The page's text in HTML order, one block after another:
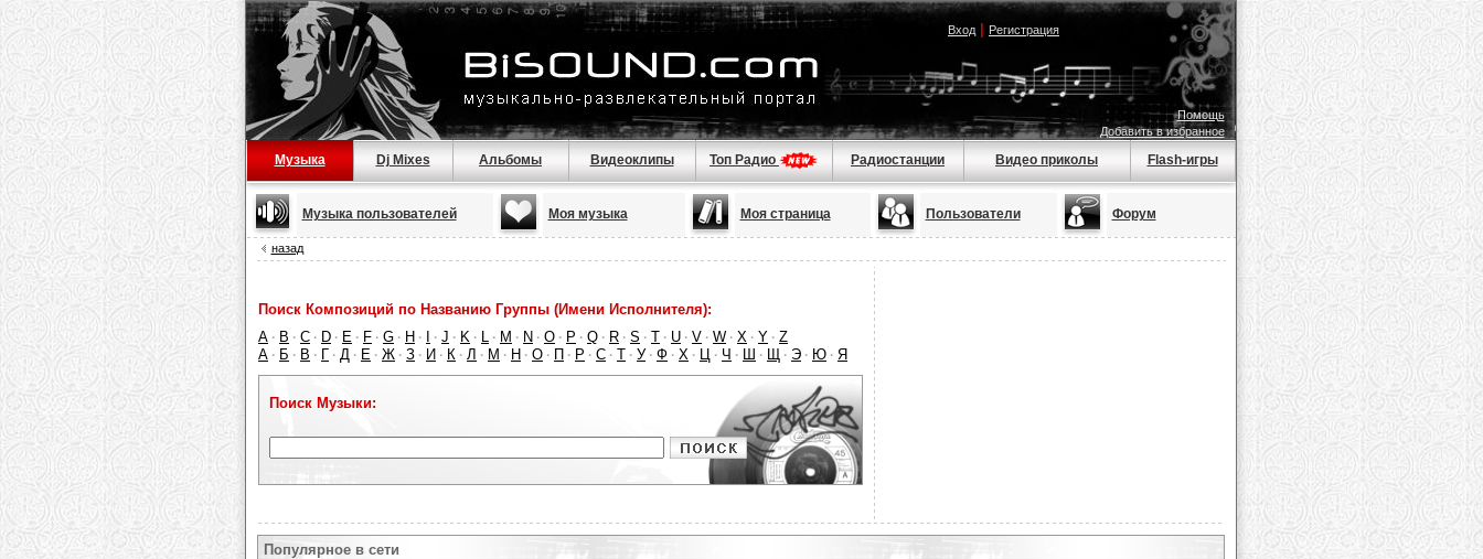
Вход| Регистрация
Помощь
Добавить в избранное
Музыка Dj Mixes Альбомы Видеоклипы Топ Радио Радиостанции Видео приколы Flash-игры
Музыка пользователей Моя музыка Моя страница Пользователи Форум
назад
Поиск Композиций по Названию Группы (Имени Исполнителя):
A · B · C · D · E · F · G · H · · J · K · L · M · N · O · P · Q · R · S · T · U · V · W · X · Y · Z
А · Б · В · Г · Д · Е · Ж · З · И · К · Л · М · Н · О · П · Р · С · Т · У · Ф · Х · Ц · Ч · Ш · Щ · Э · Ю · Я
Поиск Музыки:
Популярное в сети